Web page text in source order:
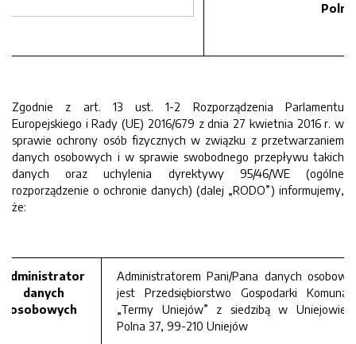
Zgodnie z art. 13 ust. 1-2 Rozporządzenia Parlamentu
Europejskiego i Rady (UE) 2016/679 z dnia 27 kwietnia 2016 r. w
sprawie ochrony osób fizycznych w związku z przetwarzaniem
danych osobowych i w sprawie swobodnego przepływu takich
danych oraz uchylenia dyrektywy 95/46/WE (ogólne
rozporządzenie o ochronie danych) (dalej „RODO”) informujemy,
że:
Administrator
danych
osobowych
Administratorem Pani/Pana danych
jest Przedsiębiorstwo Gospodarki
„Termy Uniejów” z siedzibą w Uniejowie
Polna 37, 99-210 Uniejów